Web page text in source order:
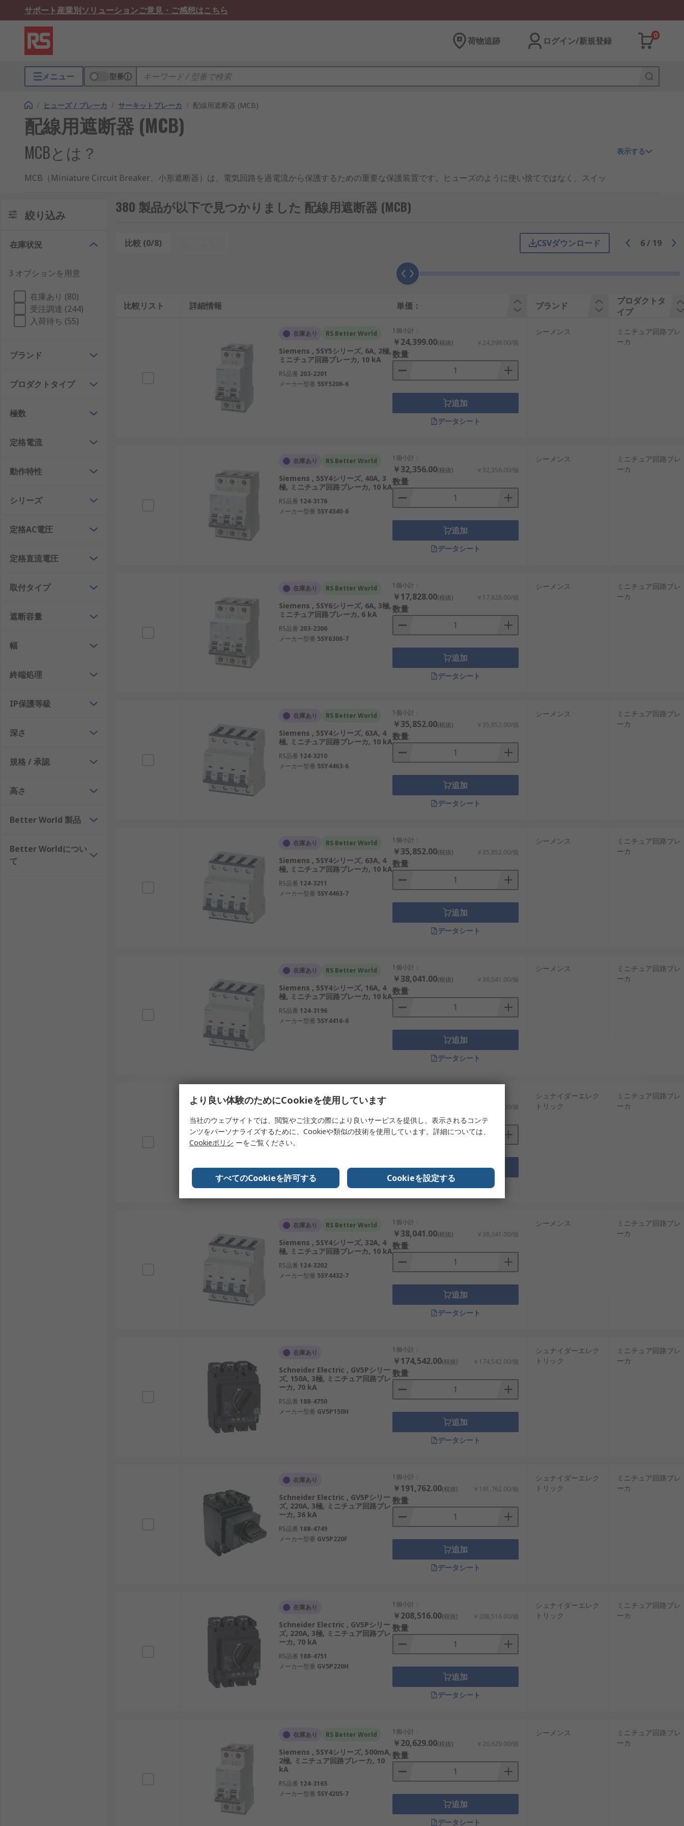
サポート産業別ソリューションご意見・ご感想はこちら
荷物追跡 ログイン/新規登録
0
メニュー 型番
/ ヒューズ / ブレーカ / サーキットブレーカ / 配線用遮断器 (MCB)
配線用遮断器 (MCB)
MCBとは？
MCB（Miniature Circuit Breaker、小形遮断器）は、電気回路を過電流から保護するための重要な保護装置です。ヒューズのように使い捨てではなく、スイッ
MCBの仕組み
MCBは、定格電流を超える過電流が流れると自動的に遮断する仕組みを持っています。熱動作や電磁動作によって遮断が行われ、回路を安全に保護します。
主な機能は、短絡や過負荷による危険を防止し、機器や配線を守ることです。国内の産業用設備や交通システムでも、MCBは欠かせない安全対策として採用さ
れています。
MCCBとの違い
MCCB（Molded Case Circuit Breaker）は、MCBよりも大電流を扱うことができる遮断器です。MCBは定格電流が小さめで、小規模回路や家庭用途に適してい
また、MCCBは調整可能な遮断特性を備えているのに対し、MCBは固定された特性を持つ点が違いです。日本国内では、住宅や小規模商業施設ではMCBが一般
的に使用され、産業用大規模設備ではMCCBが主流となっています。
MCBの種類
利用環境や用途に応じて、多様なMCBが提供されています。代表的な種類を以下に紹介します。
： 過電流に敏感で、家庭用小規模回路に適する。
： 中程度の起動電流を持つ機器に適用され、商業施設で広く利用。
： 大きな起動電流を持つモーターや変圧器に適用。
： 漏電検知機能を備え、感電や火災防止に貢献。
： 三相回路や複数回路を一括で保護可能。
： 短絡電流が大きい回路に対応。
す。
再利用可能： 遮断後にスイッチを戻すだけで復帰可能。例：国内住宅の分電盤、商業施設の照明回路。
安全性： 過負荷や短絡を確実に遮断。例：再生可能エネルギー設備の制御盤、日本の産業用機械。
メンテナンス性： 部品交換が不要で簡単に復旧可能。例：国内教育機関の実験設備、商業施設の空調システム。
コスパの良さ： 値段に対して長期的な運用が可能。例：中小メーカーの設備導入、住宅の改修工事。
多様な選定肢： 各メーカーが幅広い製品を販売し、通販でも調達可能。例：国内通販サイト、国際市場での調達。
環境条件の影響： 高温や湿度が高い環境では性能に影響が出る場合があります。
MCBの選び方
最適なMCBを選定するには、設計条件や使用環境を考慮する必要があります。
定格直流電圧： DC48V、DC110V、DC220V、DC250V、DC400Vなどを考慮します。
極数： 単極、2極、3極、4極などから配線条件に合わせて選びます。
価格とコスパ： MCBの価格や値段を比較し、販売や通販から最適な製品を検討します。
MCBは住宅から産業用途まで幅広く活用されています。日本国内では特に再生可能エネルギー設備や輸送システムでの導入が増えています。
交通システム： 国内鉄道やバスの電源回路に採用。
国内外の多くのメーカーがMCBを提供しており、販売や通販を通じて幅広く入手可能です。価格や値段の幅も広く、コスパを意識した選定が可能です。
三菱電機（Mitsubishi）： 国内メーカーで、産業用から住宅用まで幅広く展開。
Hager： 欧州で広く利用されるメーカーで、配電関連製品に強み。
Schneider Electric： フランスのメーカーで、幅広いMCBラインアップを持つ。
MCBは、住宅から産業、再生可能エネルギーまで幅広く利用される重要な安全機器です。価格や値段、販売や通販の多様な選択肢を踏まえ、コスパを考慮した
RSは、日本全国で使用されるMCBの世界的なサプライヤーとして認知されています。当社は、日本の高い性能・信頼性基準を満たす小形遮断器を提供してお
り、産業用途から革新的なプロジェクトまで対応する幅広いMCBを卸売価格で取り扱っています。おすすめ品や交換部品も低価格でご用意しています。配送に
表示する
絞り込み
在庫状況
3 オプションを用意
在庫あり (80)
受注調達 (244)
入荷待ち (55)
ブランド
プロダクトタイプ
極数
定格電流
動作特性
シリーズ
定格AC電圧
定格直流電圧
取付タイプ
遮断容量
幅
終端処理
IP保護等級
深さ
規格 / 承認
高さ
Better World 製品
Better Worldについ
て
380 製品が以下で見つかりました 配線用遮断器 (MCB)
比較 (0/8) CSVダウンロード 6/ 19
比較リスト 詳細情報 単価： ブランド
プロダクトタ
イプ
在庫あり RS Better World
Siemens , 5SY5シリーズ, 6A, 2極,
ミニチュア回路ブレーカ, 10 kA
RS品番 203-2201
メーカー型番 5SY5206-6
1個小計：
￥24,399.00(税抜) ￥24,399.00/個
数量
追加
データシート
シーメンス
ミニチュア回路ブレ
ーカ
在庫あり RS Better World
Siemens , 5SY4シリーズ, 40A, 3
極, ミニチュア回路ブレーカ, 10 kA
RS品番 124-3176
メーカー型番 5SY4340-6
1個小計：
￥32,356.00(税抜) ￥32,356.00/個
数量
追加
データシート
シーメンス
ミニチュア回路ブレ
ーカ
在庫あり RS Better World
Siemens , 5SY6シリーズ, 6A, 3極,
ミニチュア回路ブレーカ, 6 kA
RS品番 203-2306
メーカー型番 5SY6306-7
1個小計：
￥17,828.00(税抜) ￥17,828.00/個
数量
追加
データシート
シーメンス
ミニチュア回路ブレ
ーカ
在庫あり RS Better World
Siemens , 5SY4シリーズ, 63A, 4
極, ミニチュア回路ブレーカ, 10 kA
RS品番 124-3210
メーカー型番 5SY4463-6
1個小計：
￥35,852.00(税抜) ￥35,852.00/個
数量
追加
データシート
シーメンス
ミニチュア回路ブレ
ーカ
在庫あり RS Better World
Siemens , 5SY4シリーズ, 63A, 4
極, ミニチュア回路ブレーカ, 10 kA
RS品番 124-3211
メーカー型番 5SY4463-7
1個小計：
￥35,852.00(税抜) ￥35,852.00/個
数量
追加
データシート
シーメンス
ミニチュア回路ブレ
ーカ
在庫あり RS Better World
Siemens , 5SY4シリーズ, 16A, 4
極, ミニチュア回路ブレーカ, 10 kA
RS品番 124-3196
メーカー型番 5SY4416-6
1個小計：
￥38,041.00(税抜) ￥38,041.00/個
数量
追加
データシート
シーメンス
ミニチュア回路ブレ
ーカ
在庫あり
Schneider Electric , GV5Pシリー
ズ, 150A, 3極, ミニチュア回路ブレ
ーカ, 36 kA
RS品番
￥158,463.00/個
数量
追加
データシート
シュナイダーエレク
トリック
ミニチュア回路ブレ
ーカ
在庫あり RS Better World
Siemens , 5SY4シリーズ, 32A, 4
極, ミニチュア回路ブレーカ, 10 kA
RS品番 124-3202
メーカー型番 5SY4432-7
1個小計：
￥38,041.00(税抜) ￥38,041.00/個
数量
追加
データシート
シーメンス
ミニチュア回路ブレ
ーカ
在庫あり
Schneider Electric , GV5Pシリー
ズ, 150A, 3極, ミニチュア回路ブレ
ーカ, 70 kA
RS品番 188-4750
メーカー型番 GV5P150H
1個小計：
￥174,542.00(税抜) ￥174,542.00/個
数量
追加
データシート
シュナイダーエレク
トリック
ミニチュア回路ブレ
ーカ
在庫あり
Schneider Electric , GV5Pシリー
ズ, 220A, 3極, ミニチュア回路ブレ
ーカ, 36 kA
RS品番 188-4749
メーカー型番 GV5P220F
1個小計：
￥191,762.00(税抜) ￥191,762.00/個
数量
追加
データシート
シュナイダーエレク
トリック
ミニチュア回路ブレ
ーカ
在庫あり
Schneider Electric , GV5Pシリー
ズ, 220A, 3極, ミニチュア回路ブレ
ーカ, 70 kA
RS品番 188-4751
メーカー型番 GV5P220H
1個小計：
￥208,516.00(税抜) ￥208,516.00/個
数量
追加
データシート
シュナイダーエレク
トリック
ミニチュア回路ブレ
ーカ
在庫あり RS Better World
Siemens , 5SY4シリーズ, 500mA,
2極, ミニチュア回路ブレーカ, 10
kA
RS品番 124-3165
メーカー型番 5SY4205-7
1個小計：
￥20,629.00(税抜) ￥20,629.00/個
数量
追加
データシート
シーメンス
ミニチュア回路ブレ
ーカ
より良い体験のためにCookieを使用しています
当社のウェブサイトでは、閲覧やご注文の際により良いサービスを提供し、表示されるコンテ
ンツをパーソナライズするために、Cookieや類似の技術を使用しています。詳細については、
Cookieポリシ ーをご覧ください。
すべてのCookieを許可する Cookieを設定する